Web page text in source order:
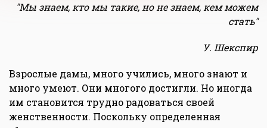
"Мы знаем, кто мы такие, но не знаем, кем можем
стать"
У. Шекспир
Взрослые дамы, много учились, много знают и
много умеют. Они многого достигли. Но иногда
им становится трудно радоваться своей
женственности. Поскольку определенная